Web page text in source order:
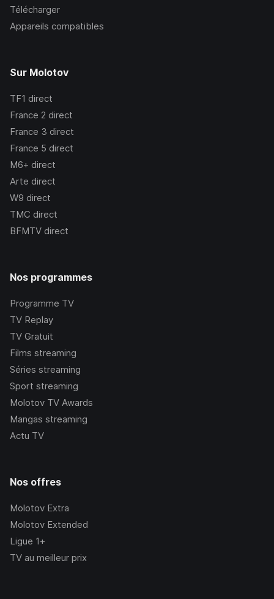
Télécharger
Appareils compatibles
Sur Molotov
TF1 direct
France 2 direct
France 3 direct
France 5 direct
M6+ direct
Arte direct
W9 direct
TMC direct
BFMTV direct
Nos programmes
Programme TV
TV Replay
TV Gratuit
Films streaming
Séries streaming
Sport streaming
Molotov TV Awards
Mangas streaming
Actu TV
Nos offres
Molotov Extra
Molotov Extended
Ligue 1+
TV au meilleur prix